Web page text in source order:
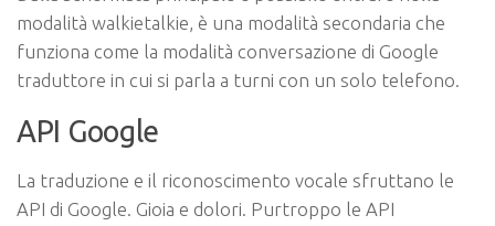
modalità walkietalkie, è una modalità secondaria che
funziona come la modalità conversazione di Google
traduttore in cui si parla a turni con un solo telefono.
API Google
La traduzione e il riconoscimento vocale sfruttano le
API di Google. Gioia e dolori. Purtroppo le API